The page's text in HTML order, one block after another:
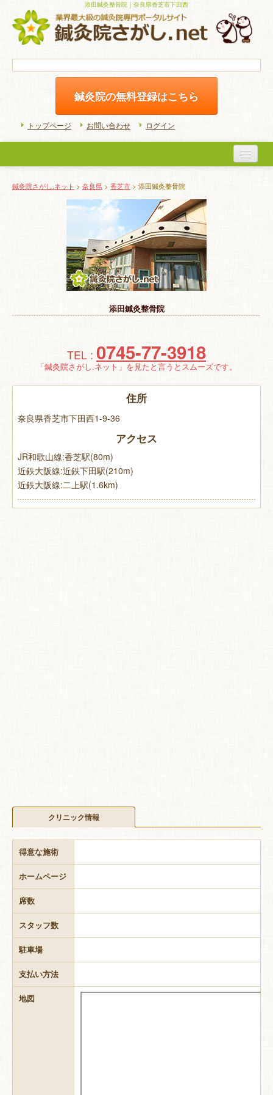
添田鍼灸整骨院｜奈良県香芝市下田西
鍼灸院の無料登録はこちら
トップページ お問い合わせ ログイン
初めての方へ
よくある質問
ホームケア
特 集
お悩み解決！
鍼灸院さがし.ネット > 奈良県 > 香芝市 > 添田鍼灸整骨院
添田鍼灸整骨院
TEL : 0745-77-3918
「鍼灸院さがし.ネット」を見たと言うとスムーズです。
住所
奈良県香芝市下田西1-9-36
アクセス
JR和歌山線:香芝駅(80m)
近鉄大阪線:近鉄下田駅(210m)
近鉄大阪線:二上駅(1.6km)
クリニック情報
得意な施術
ホームページ
席数
スタッフ数
駐車場
支払い方法
地図